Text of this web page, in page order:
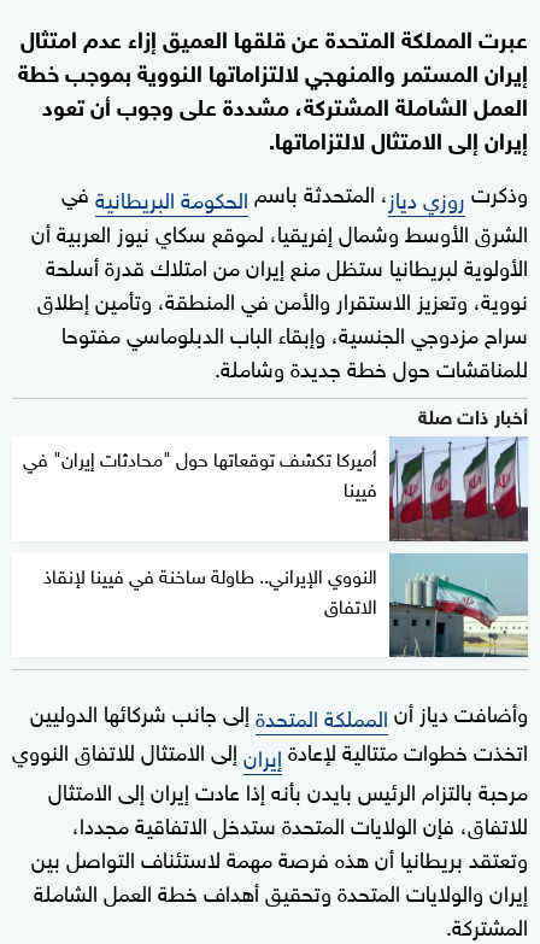
عبرت المملكة المتحدة عن قلقها العميق إزاء عدم امتثال
إيران المستمر والمنهجي لالتزاماتها النووية بموجب خطة
العمل الشاملة المشتركة، مشددة على وجوب أن تعود
إيران إلى الامتثال لالتزاماتها.
وذكرتروزي دياز، المتحدثة باسمالحكومة البريطانيةفي
الشرق الأوسط وشمال إفريقيا، لموقع سكاي نيوز العربية أن
الأولوية لبريطانيا ستظل منع إيران من امتلاك قدرة أسلحة
نووية، وتعزيز الاستقرار والأمن في المنطقة، وتأمين إطلاق
سراح مزدوجي الجنسية، وإبقاء الباب الدبلوماسي مفتوحا
للمناقشات حول خطة جديدة وشاملة.
أخبار ذات صلة
أميركا تكشف توقعاتها حول "محادثات إيران" في
فيينا
النووي الإيراني.. طاولة ساخنة في فيينا لإنقاذ
الاتفاق
وأضافت دياز أنالمملكة المتحدةإلى جانب شركائها الدوليين
اتخذت خطوات متتالية لإعادةإيرانإلى الامتثال للاتفاق النووي
مرحبة بالتزام الرئيس بايدن بأنه إذا عادت إيران إلى الامتثال
للاتفاق، فإن الولايات المتحدة ستدخل الاتفاقية مجددا،
وتعتقد بريطانيا أن هذه فرصة مهمة لاستئناف التواصل بين
إيران والولايات المتحدة وتحقيق أهداف خطة العمل الشاملة
المشتركة.